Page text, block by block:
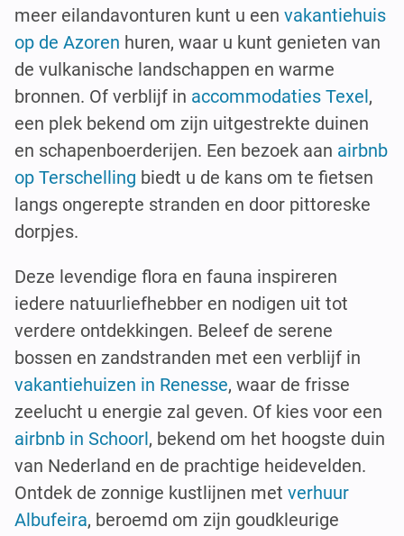
meer eilandavonturen kunt u een vakantiehuis
op de Azoren huren, waar u kunt genieten van
de vulkanische landschappen en warme
bronnen. Of verblijf in accommodaties Texel,
een plek bekend om zijn uitgestrekte duinen
en schapenboerderijen. Een bezoek aan airbnb
op Terschelling biedt u de kans om te fietsen
langs ongerepte stranden en door pittoreske
dorpjes.
Deze levendige flora en fauna inspireren
iedere natuurliefhebber en nodigen uit tot
verdere ontdekkingen. Beleef de serene
bossen en zandstranden met een verblijf in
vakantiehuizen in Renesse, waar de frisse
zeelucht u energie zal geven. Of kies voor een
airbnb in Schoorl, bekend om het hoogste duin
van Nederland en de prachtige heidevelden.
Ontdek de zonnige kustlijnen met verhuur
Albufeira, beroemd om zijn goudkleurige